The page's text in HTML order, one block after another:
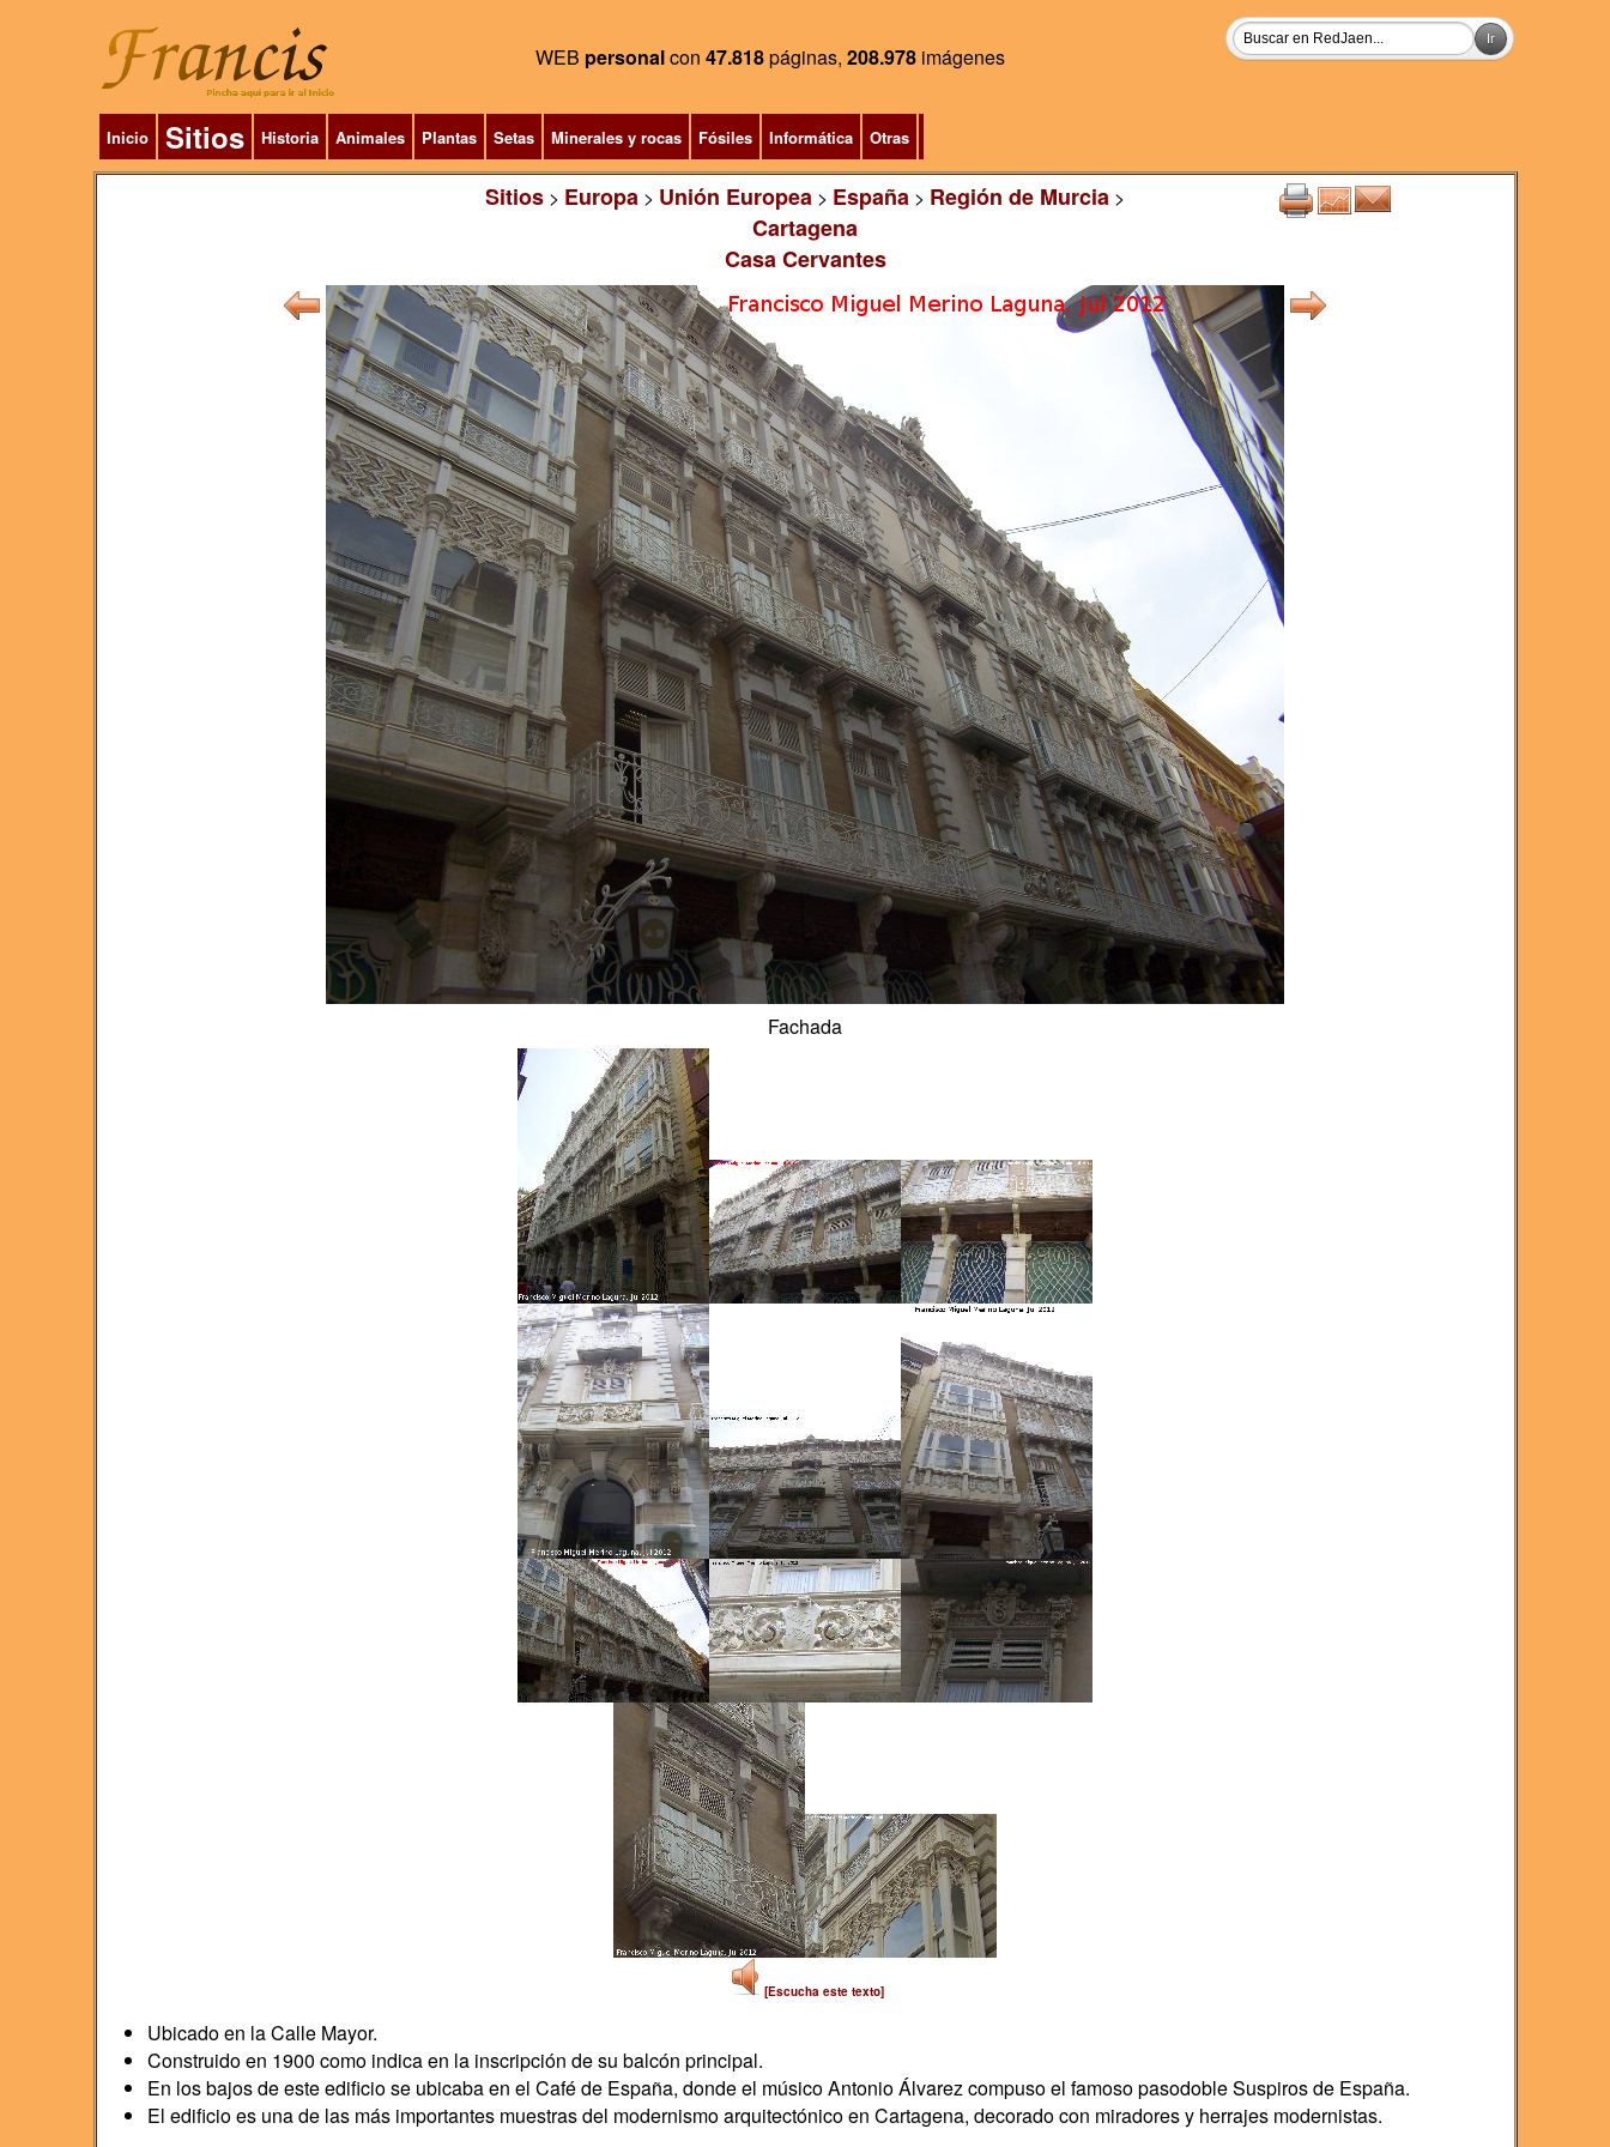
WEB personalcon 47.818páginas, 208.978 imágenes
Inicio Sitios Historia Animales Plantas Setas Minerales y rocas Fósiles Informática Otras
Sitios > Europa > Unión Europea > España > Región de Murcia >
Cartagena
Casa Cervantes
Fachada
[Escucha este texto]
Ubicado en la Calle Mayor.
Construido en 1900 como indica en la inscripción de su balcón principal.
En los bajos de este edificio se ubicaba en el Café de España, donde el músico Antonio Álvarez compuso el famoso pasodoble Suspiros de España.
El edificio es una de las más importantes muestras del modernismo arquitectónico en Cartagena, decorado con miradores y herrajes modernistas.